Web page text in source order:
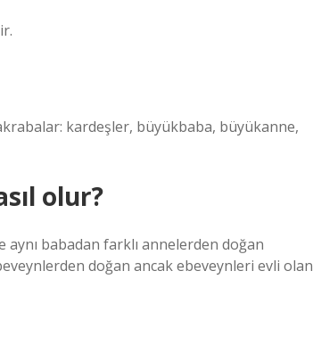
kardeşler, büyükbaba, büyükanne,
olur?
aynı babadan farklı annelerden doğan
doğan ancak ebeveynleri evli olan